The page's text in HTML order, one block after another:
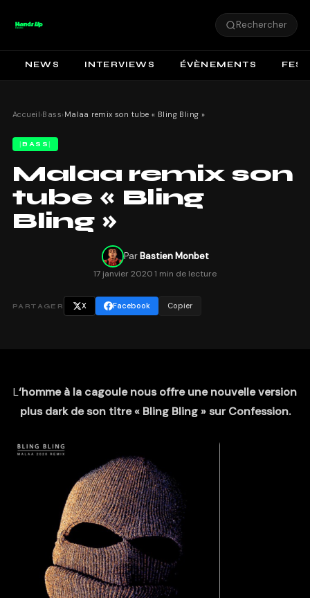
Rechercher
NEWS INTERVIEWS ÉVÈNEMENTS
Accueil›Bass› Malaa remix son tube « Bling Bling »
BASS
Malaa remix son
tube « Bling
Bling »
ParBastien Monbet
17 janvier 20201 min de lecture
PARTAGER X Facebook Copier
L‘homme à la cagoule nous offre une nouvelle version
plus dark de son titre « Bling Bling » sur Confession.